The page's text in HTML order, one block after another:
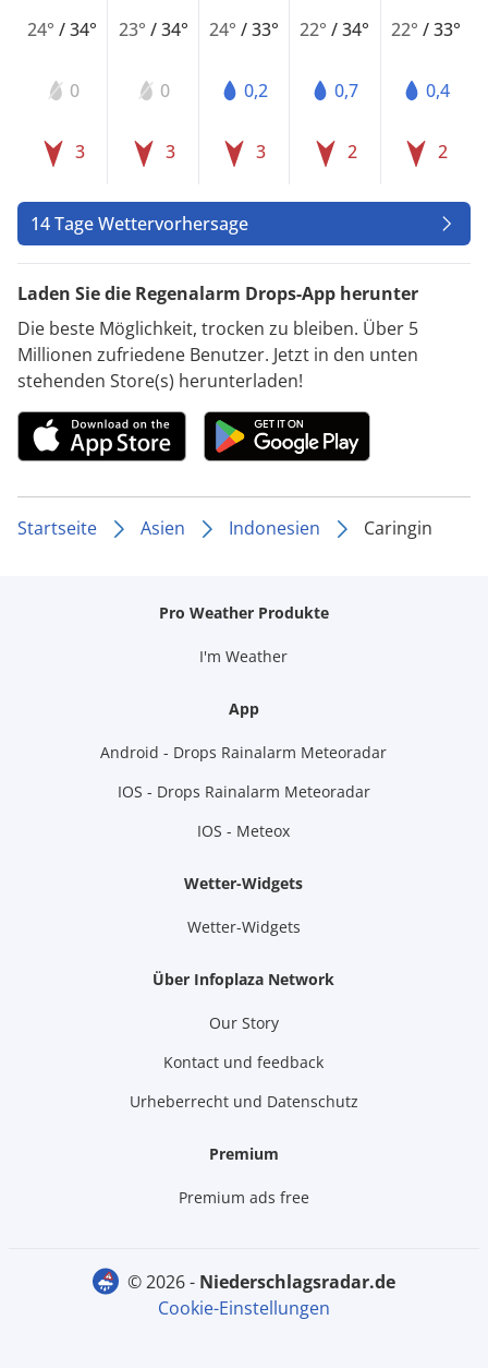
24°/34°
0
3
23° /34°
0
3
24° /33°
0,2
3
22°/34°
0,7
2
22° /33°
0,4
2
14 Tage Wettervorhersage
Laden Sie die Regenalarm Drops-App herunter
Die beste Möglichkeit, trocken zu bleiben. Über 5
Millionen zufriedene Benutzer. Jetzt in den unten
stehenden Store(s) herunterladen!
Startseite Asien Indonesien Caringin
Pro Weather Produkte
I'm Weather
App
Android - Drops Rainalarm Meteoradar
IOS - Drops Rainalarm Meteoradar
IOS - Meteox
Wetter-Widgets
Wetter-Widgets
Über Infoplaza Network
Our Story
Kontact und feedback
Urheberrecht und Datenschutz
Premium
Premium ads free
© 2026 -
niederschlagsradar.de
Cookie-Einstellungen